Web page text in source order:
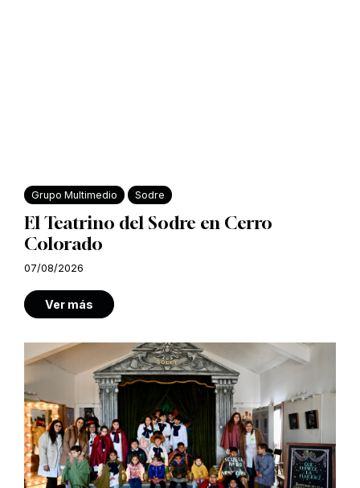
Grupo Multimedio Sodre
El Teatrino del Sodre en Cerro
Colorado
07/08/2026
Ver más